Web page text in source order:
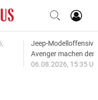
Jeep-
Avenger machen
06.08.2026, 15:35